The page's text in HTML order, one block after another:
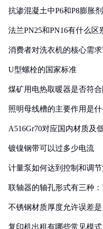
抗渗混凝土中P6和P8膨胀
法兰PN25和PN16有什么区
消费者对洗衣机的核心需
U型螺栓的国家标准
煤矿用电热取暖器是否符
照明母线槽的主要作用是什
A516Gr70对应国内材质及
镀镍钢带可以过多少电流
计量泵如何达到控制和调
联轴器的轴孔形式有三种
不锈钢材质厚度允许误差
复印机出租有哪些常见模式